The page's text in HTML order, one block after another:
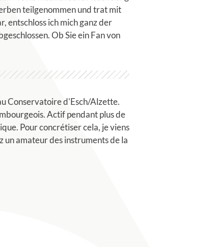
teilgenommen und trat mit
entschloss ich mich ganz der
Ob Sie ein Fan von
Conservatoire d'Esch/Alzette.
Actif pendant plus de
Pour concrétiser cela, je viens
un amateur des instruments de la